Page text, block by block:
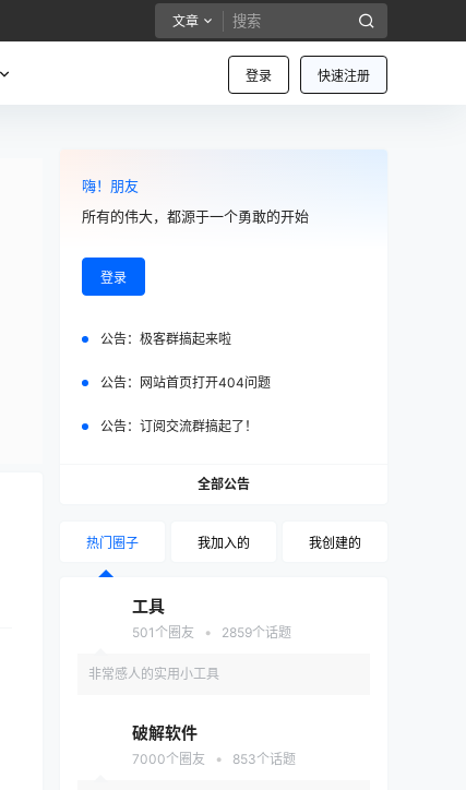
文章
登录 快速注册
嗨！朋友
所有的伟大，都源于一个勇敢的开始
登录
公告： 极客群搞起来啦
公告： 网站首页打开404问题
公告： 订阅交流群搞起了！
全部公告
热门圈子 我加入的 我创建的
工具
501 个圈友 • 2859个话题
非常感人的实用小工具
破解软件
7000个圈友 • 853个话题